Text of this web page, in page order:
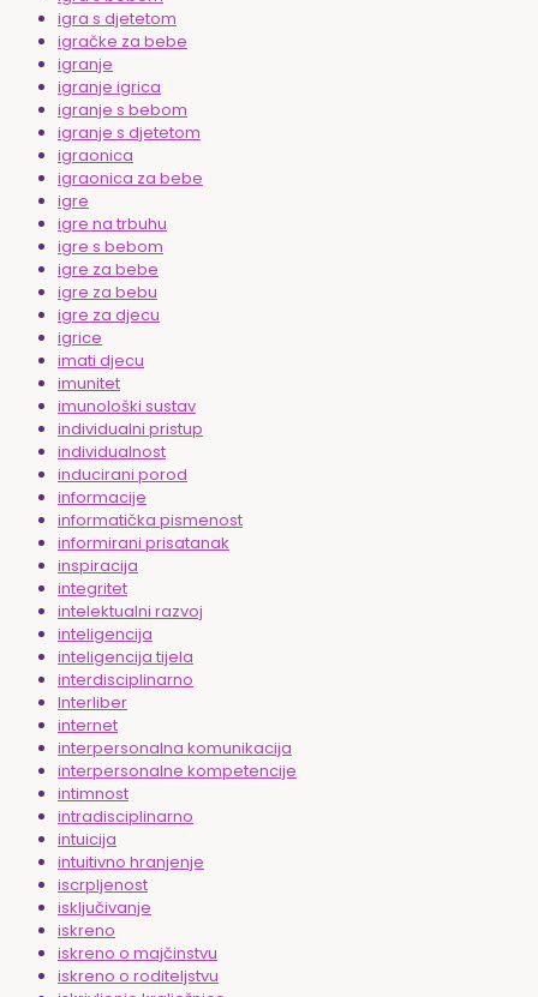
igra s djetetom
igračke za bebe
igranje
igranje igrica
igranje s bebom
igranje s djetetom
igraonica
igraonica za bebe
igre
igre na trbuhu
igre s bebom
igre za bebe
igre za bebu
igre za djecu
igrice
imati djecu
imunitet
imunološki sustav
individualni pristup
individualnost
inducirani porod
informacije
informatička pismenost
informirani prisatanak
inspiracija
integritet
intelektualni razvoj
inteligencija
inteligencija tijela
interdisciplinarno
Interliber
internet
interpersonalna komunikacija
interpersonalne kompetencije
intimnost
intradisciplinarno
intuicija
intuitivno hranjenje
iscrpljenost
isključivanje
iskreno
iskreno o majčinstvu
iskreno o roditeljstvu